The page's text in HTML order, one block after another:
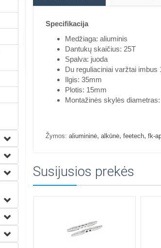
Specifikacija
Medžiaga: aliuminis
Dantukų skaičius: 25T
Spalva: juoda
Du reguliaciniai varžtai imbus
Ilgis: 35mm
Plotis: 15mm
Montažinės skylės
Žymos: aliumininė, alkūnė, feetech, fk-
Susijusios prekės